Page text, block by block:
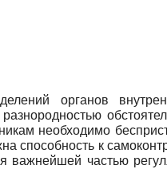
органов
необходимо
способность к
важнейшей частью